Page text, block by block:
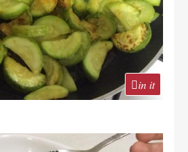
in it